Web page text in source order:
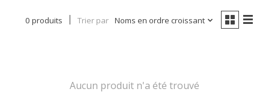
0 produits Trier par Noms en ordre croissant
Aucun produit n'a été trouvé